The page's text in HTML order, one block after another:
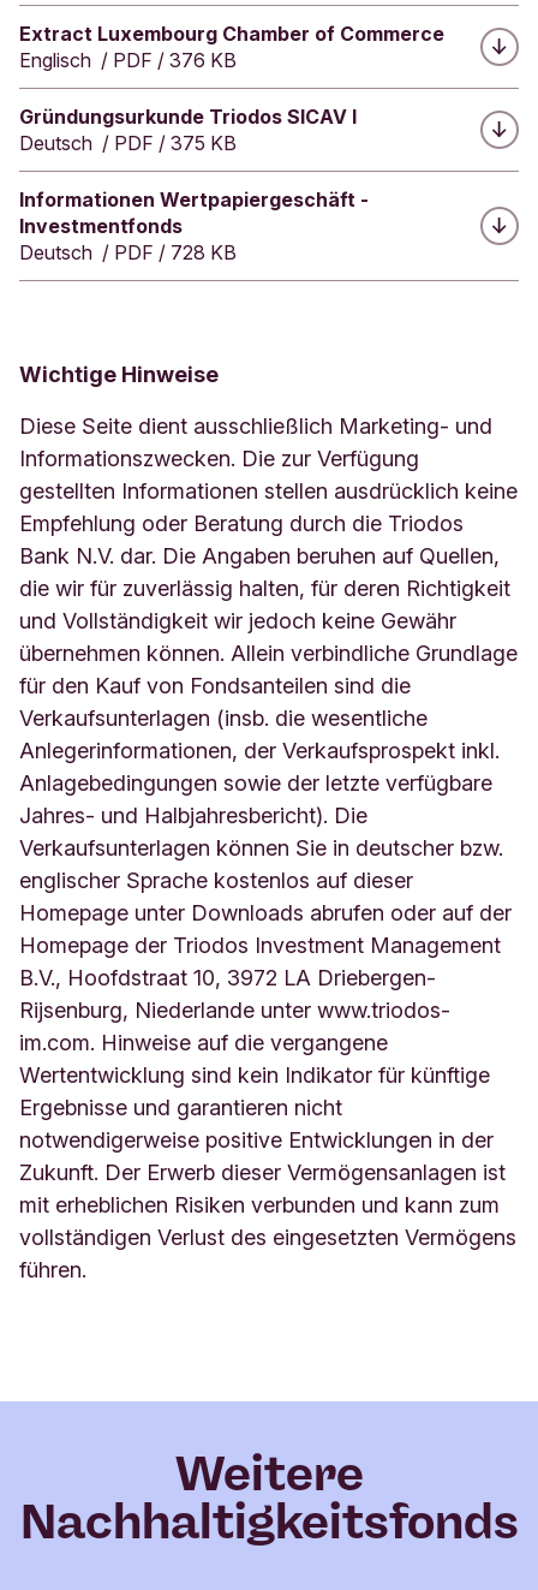
Herunterladen:
Extract Luxembourg Chamber of Commerce
Englisch / PDF / 376 KB
Herunterladen:
Gründungsurkunde Triodos SICAV I
Deutsch / PDF / 375 KB
Herunterladen:
Informationen Wertpapiergeschäft -
Investmentfonds
Deutsch / PDF / 728 KB
Wichtige Hinweise
Diese Seite dient ausschließlich Marketing- und
Informationszwecken. Die zur Verfügung
gestellten Informationen stellen ausdrücklich keine
Empfehlung oder Beratung durch die Triodos
Bank N.V. dar. Die Angaben beruhen auf Quellen,
die wir für zuverlässig halten, für deren Richtigkeit
und Vollständigkeit wir jedoch keine Gewähr
übernehmen können. Allein verbindliche Grundlage
für den Kauf von Fondsanteilen sind die
Verkaufsunterlagen (insb. die wesentliche
Anlegerinformationen, der Verkaufsprospekt inkl.
Anlagebedingungen sowie der letzte verfügbare
Jahres- und Halbjahresbericht). Die
Verkaufsunterlagen können Sie in deutscher bzw.
englischer Sprache kostenlos auf dieser
Homepage unter Downloads abrufen oder auf der
Homepage der Triodos Investment Management
B.V., Hoofdstraat 10, 3972 LA Driebergen-
Rijsenburg, Niederlande unter www.triodos-
im.com. Hinweise auf die vergangene
Wertentwicklung sind kein Indikator für künftige
Ergebnisse und garantieren nicht
notwendigerweise positive Entwicklungen in der
Zukunft. Der Erwerb dieser Vermögensanlagen ist
mit erheblichen Risiken verbunden und kann zum
vollständigen Verlust des eingesetzten Vermögens
führen.
Weitere
Nachhaltigkeitsfonds